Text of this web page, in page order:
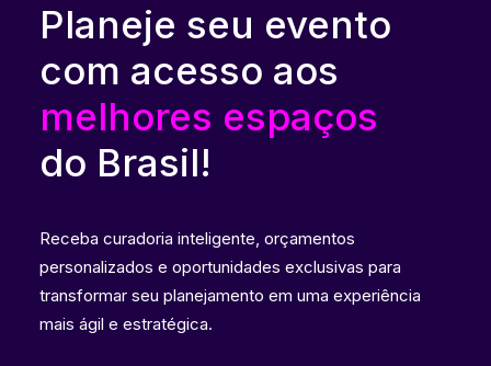
Planeje seu evento
com acesso aos
melhores espaços
do Brasil!
Receba curadoria inteligente, orçamentos
personalizados e oportunidades exclusivas para
transformar seu planejamento em uma experiência
mais ágil e estratégica.